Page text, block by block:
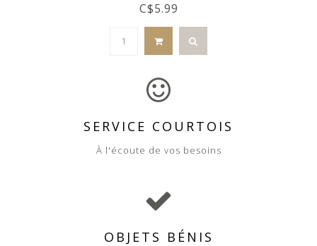
C$5.99
SERVICE COURTOIS
À l'écoute de vos besoins
OBJETS BÉNIS